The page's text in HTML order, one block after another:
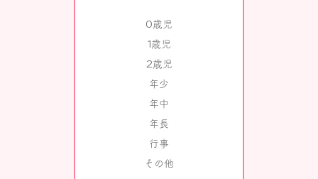
0歳児
1歳児
2歳児
年少
年中
年長
行事
その他